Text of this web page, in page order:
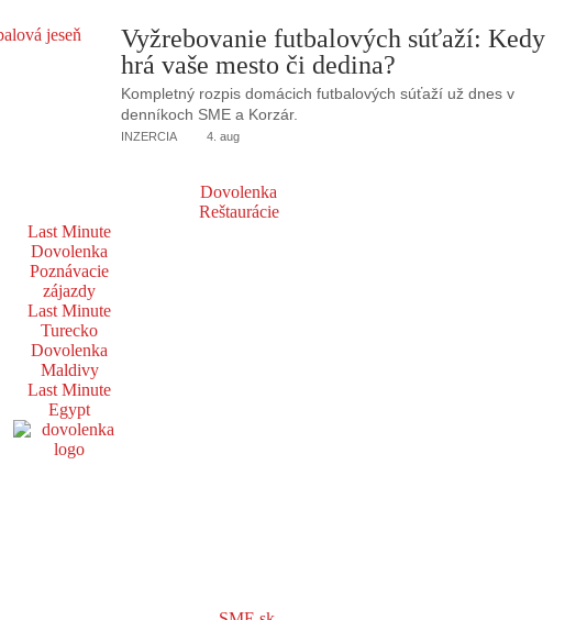
Vyžrebovanie futbalových súťaží: Kedy
hrá vaše mesto či dedina?
Kompletný rozpis domácich futbalových súťaží už dnes v
denníkoch SME a Korzár.
INZERCIA 4. aug
Dovolenka
Reštaurácie
Last Minute
Dovolenka
Poznávacie
zájazdy
Last Minute
Turecko
Dovolenka
Maldivy
Last Minute
Egypt